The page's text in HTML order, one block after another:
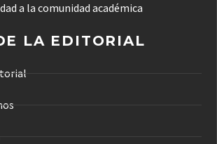
a la comunidad académica
LA EDITORIAL